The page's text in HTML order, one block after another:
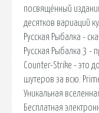
посвящённый
десятков вариаций
Русская Рыбалка -
Русская Рыбалка 3 -
Counter-Strike - это
шутеров за всю.
Уникальная
Бесплатная